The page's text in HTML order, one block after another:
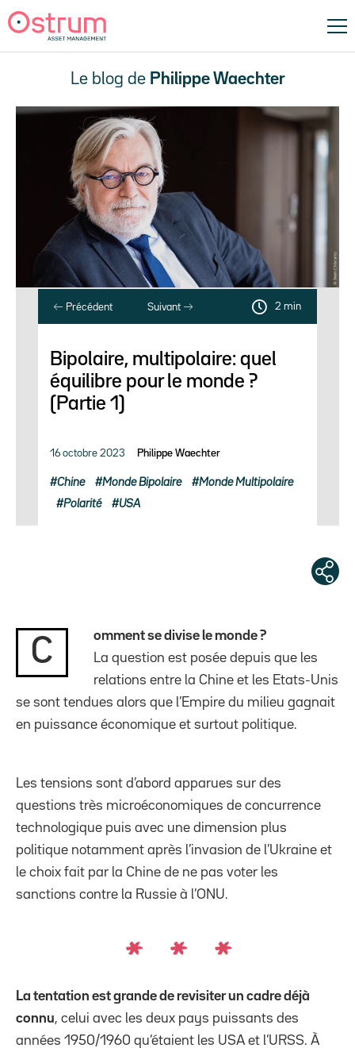
Le blog de Philippe Waechter
Précédent Suivant 2 min
Bipolaire, multipolaire: quel
équilibre pour le monde ?
(Partie 1)
16 octobre 2023 Philippe Waechter
Chine Monde Bipolaire Monde Multipolaire
Polarité USA
C
omment se divise le monde ?
La question est posée depuis que les
relations entre la Chine et les Etats-Unis
se sont tendues alors que l’Empire du milieu gagnait
en puissance économique et surtout politique.
Les tensions sont d’abord apparues sur des
questions très microéconomiques de concurrence
technologique puis avec une dimension plus
politique notamment après l’invasion de l’Ukraine et
le choix fait par la Chine de ne pas voter les
sanctions contre la Russie à l’ONU.
La tentation est grande de revisiter un cadre déjà
connu, celui avec les deux pays puissants des
années 1950/1960 qu’étaient les USA et l’URSS. À